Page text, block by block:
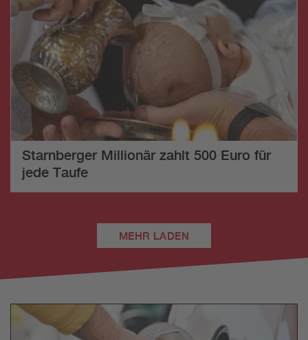
Starnberger Millionär zahlt 500 Euro für
jede Taufe
MEHR LADEN